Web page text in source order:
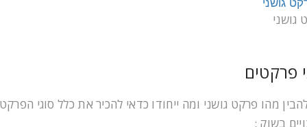
גושני
פרקטים
מהו פרקט גושני ומה ייחודו כדאי להכיר את כלל סוגי
בשוק :